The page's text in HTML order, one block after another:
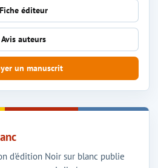
Fiche éditeur
Avis auteurs
un manuscrit
d'édition Noir sur blanc publie